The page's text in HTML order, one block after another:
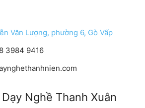
Văn Lượng, phường 6, Gò Vấp
3984 9416
Nghề Thanh Xuân